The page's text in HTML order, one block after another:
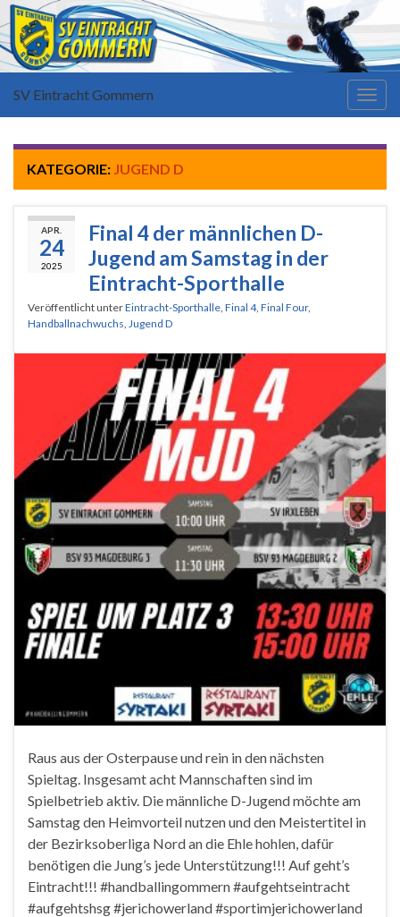
SV Eintracht Gommern
KATEGORIE: JUGEND D
APR.
24
2025
Final 4 der männlichen D-
Jugend am Samstag in der
Eintracht-Sporthalle
Veröffentlicht unterEintracht-Sporthalle Final 4, Final Four,
Handballnachwuchs Jugend D
Raus aus der Osterpause und rein in den nächsten
Spieltag. Insgesamt acht Mannschaften sind im
Spielbetrieb aktiv. Die männliche D-Jugend möchte am
Samstag den Heimvorteil nutzen und den Meistertitel in
der Bezirksoberliga Nord an die Ehle hohlen, dafür
benötigen die Jung’s jede Unterstützung!!! Auf geht’s
Eintracht!!! #handballingommern #aufgehtseintracht
#aufgehtshsg #jerichowerland #sportimjerichowerland